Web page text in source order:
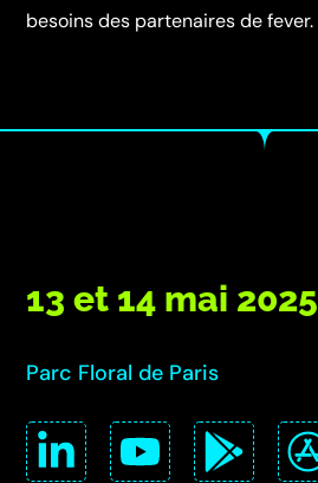
besoins des partenaires de fever.
13 et 14 mai 2025
Parc Floral de Paris